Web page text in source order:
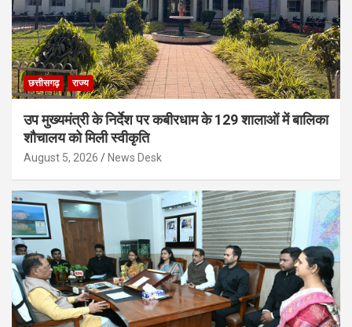
छत्तीसगढ़ राज्य
उप मुख्यमंत्री के निर्देश पर कबीरधाम के 129 शालाओं में बालिका
शौचालय को मिली स्वीकृति
August 5, 2026 News Desk